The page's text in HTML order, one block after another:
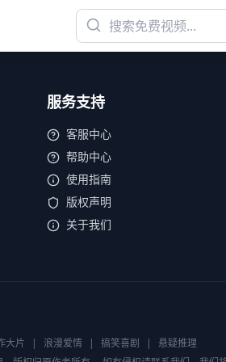
服务支持
客服中心
帮助中心
使用指南
版权声明
关于我们
大片 | 浪漫爱情 | 搞笑喜剧 |
悬疑推理